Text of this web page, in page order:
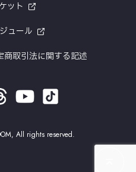
ット
ュール
商取引法に関する記述
All rights reserved.